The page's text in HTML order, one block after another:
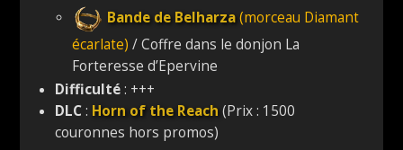
Bande de Belharza(morceau Diamant
écarlate) / Coffre dans le donjon La
Forteresse d’Epervine
Difficulté: +++
DLC: Horn of the Reach (Prix : 1500
couronnes hors promos)